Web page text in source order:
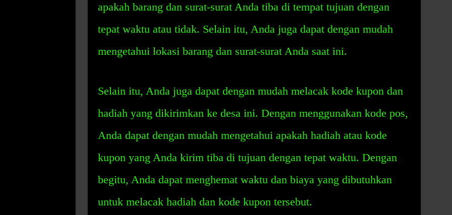
apakah barang dan surat-surat Anda tiba di tempat tujuan dengan
tepat waktu atau tidak. Selain itu, Anda juga dapat dengan mudah
mengetahui lokasi barang dan surat-surat Anda saat ini.
Selain itu, Anda juga dapat dengan mudah melacak kode kupon dan
hadiah yang dikirimkan ke desa ini. Dengan menggunakan kode pos,
Anda dapat dengan mudah mengetahui apakah hadiah atau kode
kupon yang Anda kirim tiba di tujuan dengan tepat waktu. Dengan
begitu, Anda dapat menghemat waktu dan biaya yang dibutuhkan
untuk melacak hadiah dan kode kupon tersebut.